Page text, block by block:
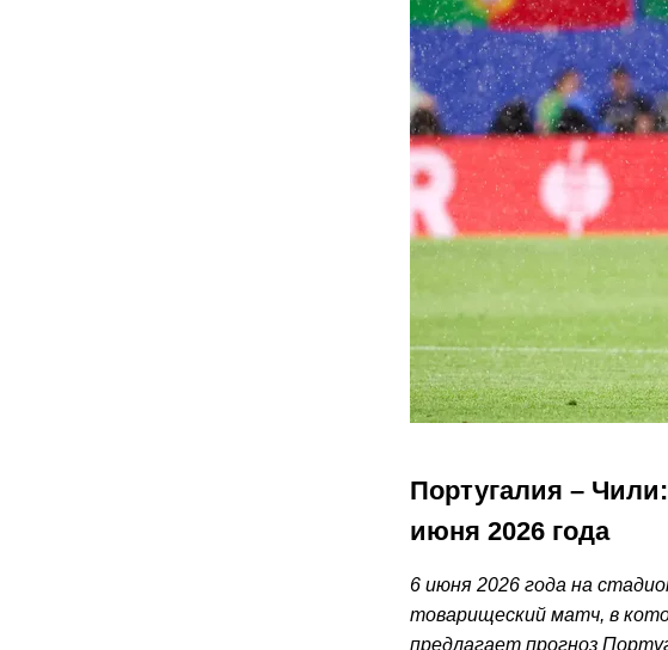
Португалия –
июня 2026 года
6 июня 2026 года на
товарищеский матч, в
предлагает прогноз